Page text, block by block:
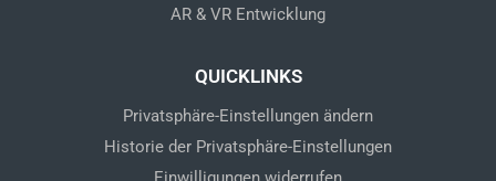
AR & VR Entwicklung
QUICKLINKS
Privatsphäre-Einstellungen ändern
Historie der Privatsphäre-Einstellungen